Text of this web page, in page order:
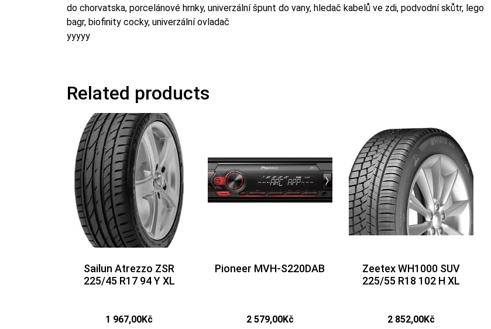
do chorvatska, porcelánové hrnky, univerzální špunt do vany, hledač kabelů ve zdi, podvodní skůtr, lego
bagr, biofinity cocky, univerzální ovladač
yyyyy
Related products
Sailun Atrezzo ZSR
225/45 R17 94 Y XL
1 967,00Kč
Pioneer MVH-S220DAB
2 579,00Kč
Zeetex WH1000 SUV
225/55 R18 102 H XL
2 852,00Kč